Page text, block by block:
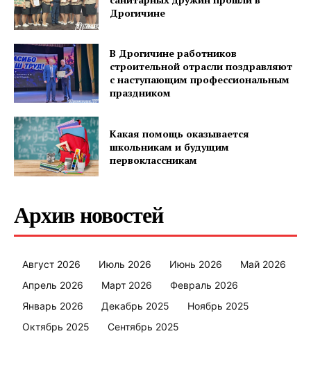
Электронные обращения
Дрогичине
В Дрогичине работников
строительной отрасли поздравляют
с наступающим профессиональным
праздником
Какая помощь оказывается
школьникам и будущим
первоклассникам
Архив новостей
Август 2026 Июль 2026 Июнь 2026
Май 2026
Апрель 2026
Март 2026
Февраль 2026
Январь 2026
Декабрь 2025
Ноябрь 2025
Октябрь 2025
Сентябрь 2025